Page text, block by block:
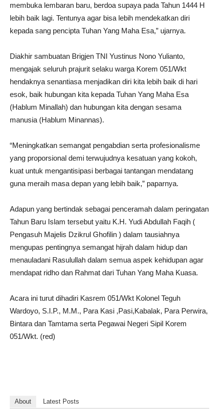
membuka lembaran baru, berdoa supaya pada Tahun 1444 H
lebih baik lagi. Tentunya agar bisa lebih mendekatkan diri
kepada sang pencipta Tuhan Yang Maha Esa,” ujarnya.
Diakhir sambuatan Brigjen TNI Yustinus Nono Yulianto,
mengajak seluruh prajurit selaku warga Korem 051/Wkt
hendaknya senantiasa menjadikan diri kita lebih baik di hari
esok, baik hubungan kita kepada Tuhan Yang Maha Esa
(Hablum Minallah) dan hubungan kita dengan sesama
manusia (Hablum Minannas).
“Meningkatkan semangat pengabdian serta profesionalisme
yang proporsional demi terwujudnya kesatuan yang kokoh,
kuat untuk mengantisipasi berbagai tantangan mendatang
guna meraih masa depan yang lebih baik,” paparnya.
Adapun yang bertindak sebagai penceramah dalam peringatan
Tahun Baru Islam tersebut yaitu K.H. Yudi Abdullah Faqih (
Pengasuh Majelis Dzikrul Ghofilin ) dalam tausiahnya
mengupas pentingnya semangat hijrah dalam hidup dan
menauladani Rasulullah dalam semua aspek kehidupan agar
mendapat ridho dan Rahmat dari Tuhan Yang Maha Kuasa.
Acara ini turut dihadiri Kasrem 051/Wkt Kolonel Teguh
Wardoyo, S.I.P., M.M., Para Kasi ,Pasi,Kabalak, Para Perwira,
Bintara dan Tamtama serta Pegawai Negeri Sipil Korem
051/Wkt. (red)
About Latest Posts